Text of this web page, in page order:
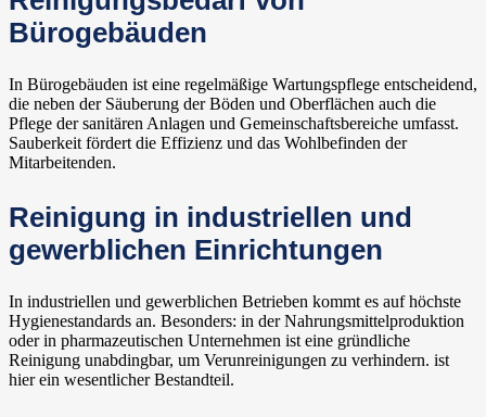
Bürogebäuden
In Bürogebäuden ist eine regelmäßige Wartungspflege entscheidend,
die neben der Säuberung der Böden und Oberflächen auch die
Pflege der sanitären Anlagen und Gemeinschaftsbereiche umfasst.
Sauberkeit fördert die Effizienz und das Wohlbefinden der
Mitarbeitenden.
Reinigung in industriellen und
gewerblichen Einrichtungen
In industriellen und gewerblichen Betrieben kommt es auf höchste
Hygienestandards an. Besonders: in der Nahrungsmittelproduktion
oder in pharmazeutischen Unternehmen ist eine gründliche
Reinigung unabdingbar, um Verunreinigungen zu verhindern. ist
hier ein wesentlicher Bestandteil.